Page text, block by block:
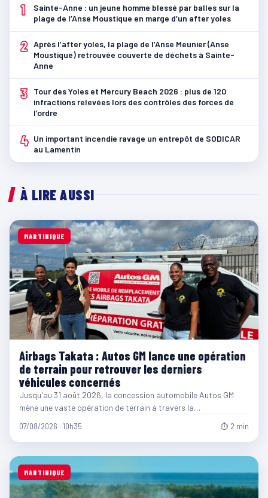
1
Sainte-Anne : un jeune homme blessé par balles sur la
plage de l’Anse Moustique en marge d’un after yoles
2 Après l’after yoles, la plage de l’Anse Meunier (Anse
Moustique) retrouvée couverte de déchets à Sainte-
Anne
3
Tour des Yoles et Mercury Beach 2026 : plus de 120
infractions relevées lors des contrôles des forces de
l’ordre
4 Un important incendie ravage un entrepôt de SODICAR
au Lamentin
À LIRE AUSSI
MARTINIQUE
Airbags Takata : Autos GM lance une opération
de terrain pour retrouver les derniers
véhicules concernés
Jusqu'au 31 août 2026, la concession automobile Autos GM
mène une vaste opération de terrain à travers la…
07/08/2026 · 10h35 ⏱ 2 min
MARTINIQUE